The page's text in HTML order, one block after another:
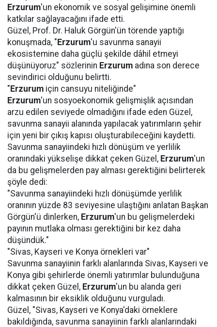
Erzurum'un ekonomik ve sosyal gelişimine önemli
katkılar sağlayacağını ifade etti.
Güzel, Prof. Dr. Haluk Görgün'ün törende yaptığı
konuşmada, " Erzurum'u savunma sanayii
ekosistemine daha güçlü şekilde dâhil etmeyi
düşünüyoruz" sözlerinin Erzurum adına son derece
sevindirici olduğunu belirtti.
" Erzurum için cansuyu niteliğinde"
Erzurum'un sosyoekonomik gelişmişlik açısından
arzu edilen seviyede olmadığını ifade eden Güzel,
savunma sanayii alanında yapılacak yatırımların şehir
için yeni bir çıkış kapısı oluşturabileceğini kaydetti.
Savunma sanayiindeki hızlı dönüşüm ve yerlilik
oranındaki yükselişe dikkat çeken Güzel, Erzurum'un
da bu gelişmelerden pay alması gerektiğini belirterek
şöyle dedi:
"Savunma sanayiindeki hızlı dönüşümde yerlilik
oranının yüzde 83 seviyesine ulaştığını anlatan Başkan
Görgün'ü dinlerken, Erzurum'un bu gelişmelerdeki
payının mutlaka olması gerektiğini bir kez daha
düşündük."
"Sivas, Kayseri ve Konya örnekleri var"
Savunma sanayiinin farklı alanlarında Sivas, Kayseri ve
Konya gibi şehirlerde önemli yatırımlar bulunduğuna
dikkat çeken Güzel, Erzurum'un bu alanda geri
kalmasının bir eksiklik olduğunu vurguladı.
Güzel, "Sivas, Kayseri ve Konya'daki örneklere
bakıldığında, savunma sanayiinin farklı alanlarındaki